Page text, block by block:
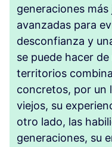
generaciones
avanzadas para
desconfianza y
se puede hacer
territorios
concretos, por un
viejos, su
otro lado, las
generaciones, su